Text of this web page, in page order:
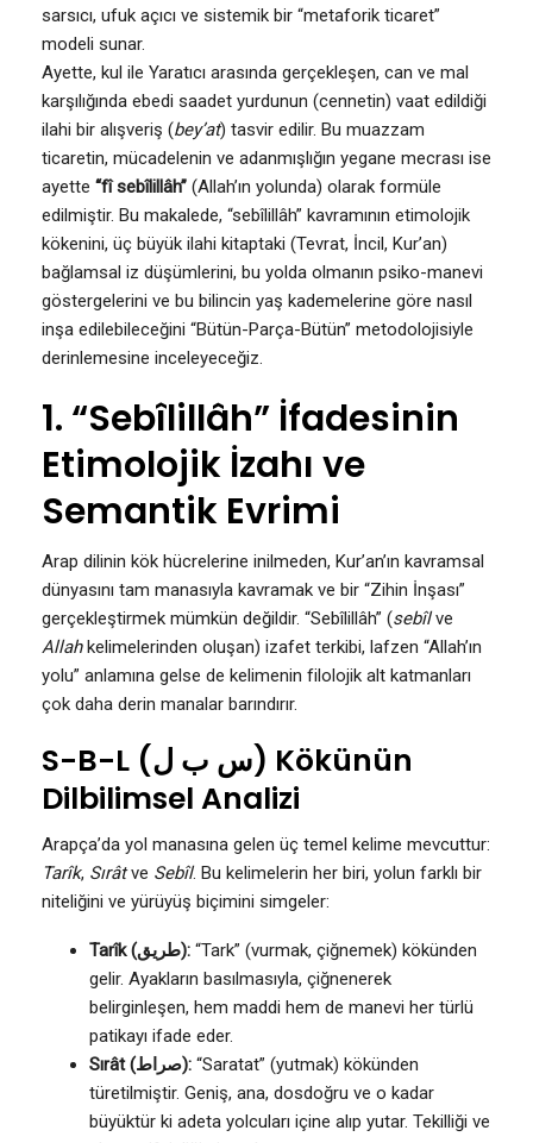
sarsıcı, ufuk açıcı ve sistemik bir “metaforik ticaret”
modeli sunar.
Ayette, kul ile Yaratıcı arasında gerçekleşen, can ve mal
karşılığında ebedi saadet yurdunun (cennetin) vaat edildiği
ilahi bir alışveriş (bey’at) tasvir edilir. Bu muazzam
ticaretin, mücadelenin ve adanmışlığın yegane mecrası ise
ayette “fî sebîlillâh” (Allah’ın yolunda) olarak formüle
edilmiştir. Bu makalede, “sebîlillâh” kavramının etimolojik
kökenini, üç büyük ilahi kitaptaki (Tevrat, İncil, Kur’an)
bağlamsal iz düşümlerini, bu yolda olmanın psiko-manevi
göstergelerini ve bu bilincin yaş kademelerine göre nasıl
inşa edilebileceğini “Bütün-Parça-Bütün” metodolojisiyle
derinlemesine inceleyeceğiz.
1. “Sebîlillâh” İfadesinin
Etimolojik İzahı ve
Semantik Evrimi
Arap dilinin kök hücrelerine inilmeden, Kur’an’ın kavramsal
dünyasını tam manasıyla kavramak ve bir “Zihin İnşası”
gerçekleştirmek mümkün değildir. “Sebîlillâh” (sebîlve
Allahkelimelerinden oluşan) izafet terkibi, lafzen “Allah’ın
yolu” anlamına gelse de kelimenin filolojik alt katmanları
çok daha derin manalar barındırır.
S-B-L (س ب ل) Kökünün
Dilbilimsel Analizi
Arapça’da yol manasına gelen üç temel kelime mevcuttur:
Tarîk, Sırâtve Sebîl. Bu kelimelerin her biri, yolun farklı bir
niteliğini ve yürüyüş biçimini simgeler:
Tarîk (طريق): “Tark” (vurmak, çiğnemek) kökünden
gelir. Ayakların basılmasıyla, çiğnenerek
belirginleşen, hem maddi hem de manevi her türlü
patikayı ifade eder.
Sırât (صراط): “Saratat” (yutmak) kökünden
türetilmiştir. Geniş, ana, dosdoğru ve o kadar
büyüktür ki adeta yolcuları içine alıp yutar. Tekilliği ve